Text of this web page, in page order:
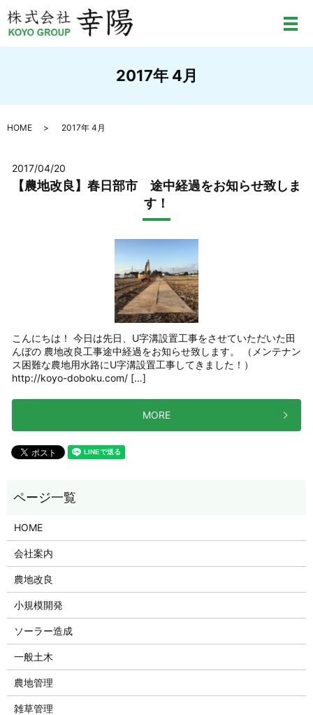
メ
2017年 4月
HOME 2017年 4月
2017/04/20
【農地改良】春日部市 途中経過をお知らせ致しま
す！
こんにちは！ 今日は先日、U字溝設置工事をさせていただいた田
んぼの 農地改良工事途中経過をお知らせ致します。 （メンテナン
ス困難な農地用水路にU字溝設置工事してきました！）
http://koyo-doboku.com/ […]
MORE
HOME
会社案内
農地改良
小規模開発
ソーラー造成
一般土木
農地管理
雑草管理